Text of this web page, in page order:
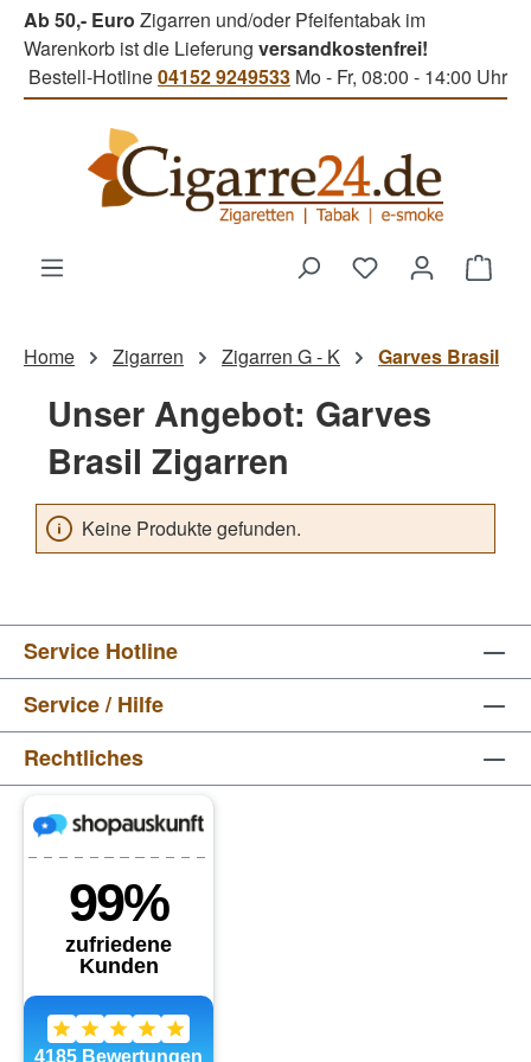
Zum Hauptinhalt springen
Ab 50,- Euro Zigarren und/oder Pfeifentabak im
Warenkorb ist die Lieferung versandkostenfrei!
Bestell-Hotline04152 9249533 Mo - Fr, 08:00 - 14:00 Uhr
Du hast 0
Home Zigarren Zigarren G - K Garves Brasil
Unser Angebot: Garves
Brasil Zigarren
Keine Produkte gefunden.
Service Hotline
Service / Hilfe
Rechtliches